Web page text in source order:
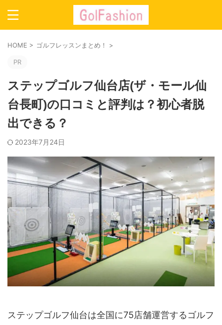
HOME > ゴルフレッスンまとめ！ >
PR
ステップゴルフ仙台店(ザ・モール仙
台長町)の口コミと評判は？初心者脱
出できる？
2023年7月24日
ステップゴルフ仙台は全国に75店舗運営するゴルフ